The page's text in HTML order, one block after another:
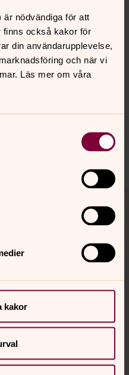
nödvändiga för att
finns också kakor för
din användarupplevelse,
och när vi
Läs mer om våra
kakor
gravplatsen i ordnat
gravskötselavtal
av gravplatsen.